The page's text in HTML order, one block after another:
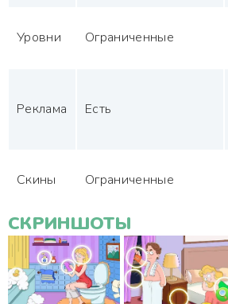
Уровни Ограниченные
Реклама Есть
Скины Ограниченные
СКРИНШОТЫ